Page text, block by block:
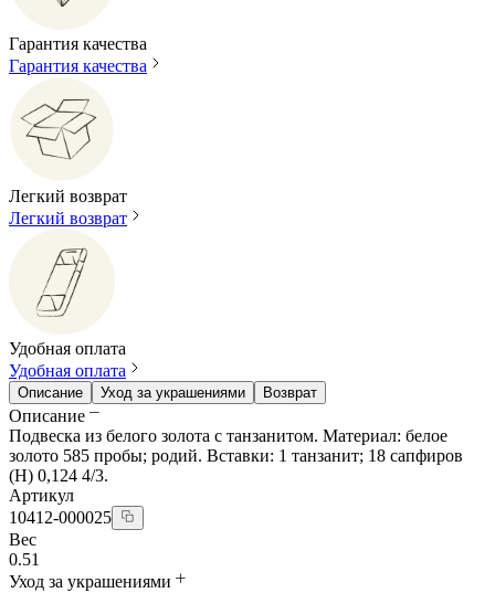
Гарантия качества
Гарантия качества
Легкий возврат
Легкий возврат
Удобная оплата
Удобная оплата
Описание Уход за украшениями Возврат
Описание
Подвеска из белого золота с танзанитом. Материал: белое
золото 585 пробы; родий. Вставки: 1 танзанит; 18 сапфиров
(H) 0,124 4/3.
Артикул
10412-000025
Вес
0.51
Уход за украшениями